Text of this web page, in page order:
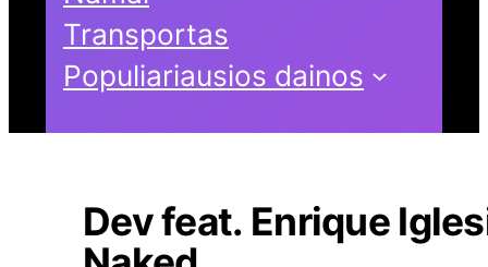
Transportas
Populiariausios dainos
Dev feat. Enrique